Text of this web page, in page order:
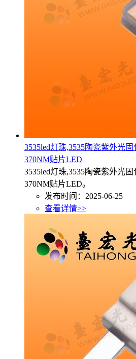
3535led灯珠,3535陶瓷紫外光固
370NM贴片LED
3535led灯珠,3535陶瓷紫外光固
370NM贴片LED。
发布时间：2025-06-25
查看详情>>